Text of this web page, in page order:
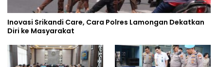
Inovasi Srikandi Care, Cara Polres Lamongan Dekatkan
Diri ke Masyarakat